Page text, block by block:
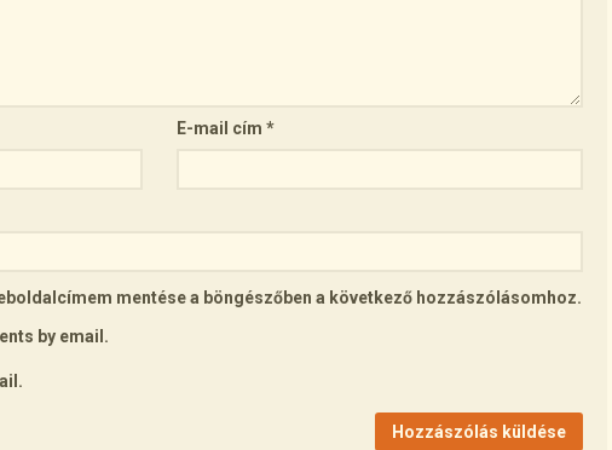
E-mail cím *
mentése a böngészőben a következő hozzászólásomhoz.
by email.